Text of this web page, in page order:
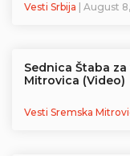
Vesti Srbija | August
Sednica Štaba
Mitrovica (Video)
Vesti Sremska